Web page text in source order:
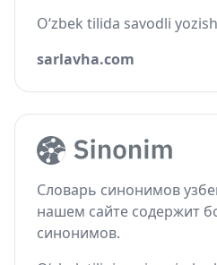
O‘zbek tilida savodli
sarlavha.com
Словарь синонимов
нашем сайте содержит
синонимов.